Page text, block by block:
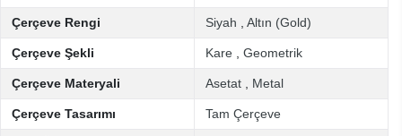
Çerçeve Rengi Siyah Altın (Gold)
Çerçeve Şekli Kare Geometrik
Çerçeve Materyali Asetat Metal
Çerçeve Tasarımı Tam Çerçeve